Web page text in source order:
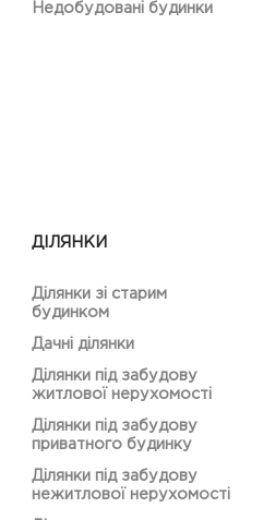
Недобудовані будинки
ДІЛЯНКИ
Ділянки зі старим
будинком
Дачні ділянки
Ділянки під забудову
житлової нерухомості
Ділянки під забудову
приватного будинку
Ділянки під забудову
нежитлової нерухомості